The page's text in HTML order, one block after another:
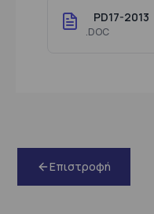
PD17-2013
.DOC
Επιστροφή